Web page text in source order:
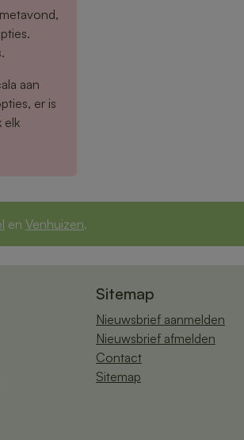
aan
er is
elk
en Venhuizen.
Sitemap
Nieuwsbrief aanmelden
Nieuwsbrief afmelden
Contact
Sitemap